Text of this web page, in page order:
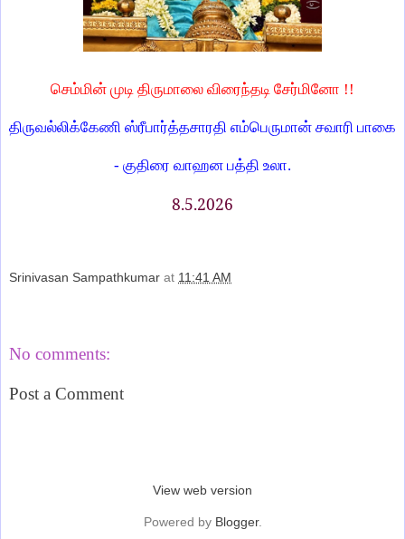
செம்மின் முடி திருமாலை விரைந்தடி சேர்மினோ !!
திருவல்லிக்கேணி ஸ்ரீபார்த்தசாரதி எம்பெருமான் சவாரி பாகை
- குதிரை வாஹன பத்தி உலா.
8.5.2026
Srinivasan Sampathkumar at 11:41 AM
No comments:
Post a Comment
View web version
Powered by Blogger.